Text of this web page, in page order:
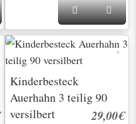
Kinderbesteck
Auerhahn 3 teilig 90
versilbert
29,00€